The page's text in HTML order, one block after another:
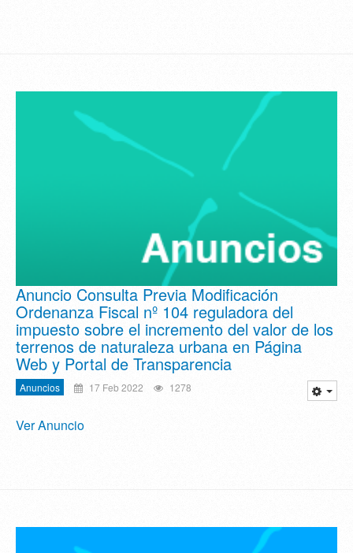
Anuncio Consulta Previa Modificación
Ordenanza Fiscal nº 104 reguladora del
impuesto sobre el incremento del valor de los
terrenos de naturaleza urbana en Página
Web y Portal de Transparencia
Anuncios 17 Feb 2022 1278
Ver Anuncio